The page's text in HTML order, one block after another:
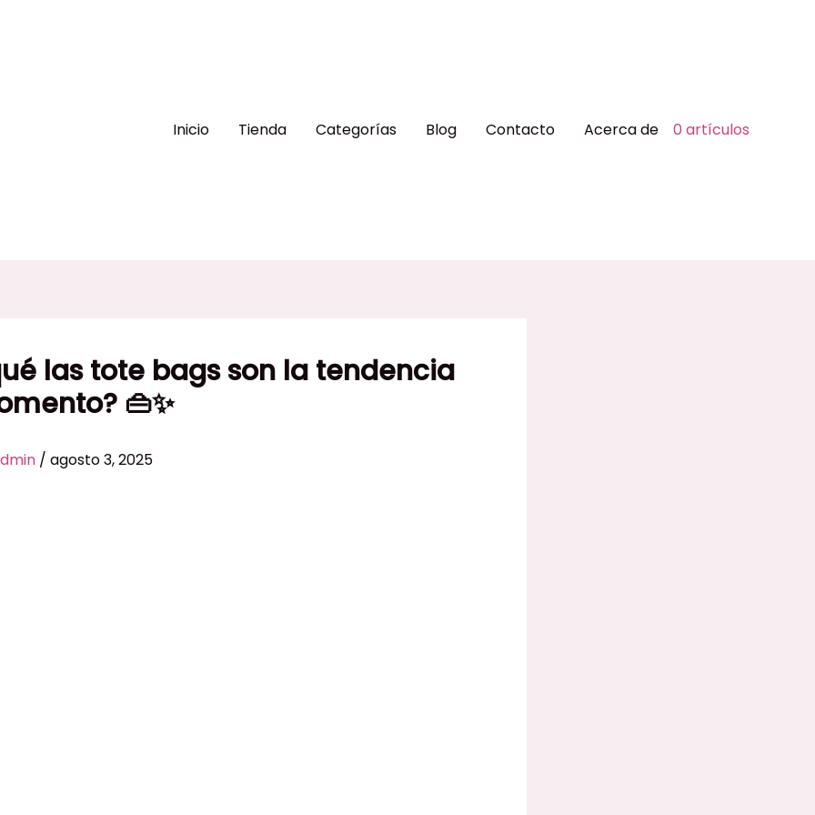
Inicio Tienda Categorías Blog Contacto Acerca de 0 artículos
las tote bags son la tendencia
👜✨
/ agosto 3, 2025